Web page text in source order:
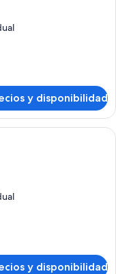
y disponibilidad
de hotel con cama,
y disponibilidad